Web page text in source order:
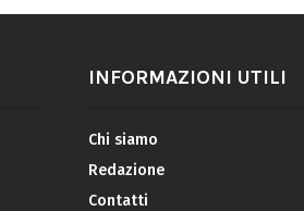
INFORMAZIONI UTILI
Chi siamo
Redazione
Contatti